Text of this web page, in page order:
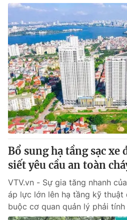
Bổ sung hạ tầng sạc xe
siết yêu cầu an toàn
VTV.vn - Sự gia tăng nhanh
áp lực lớn lên hạ tầng kỹ thuật
buộc cơ quan quản lý phải